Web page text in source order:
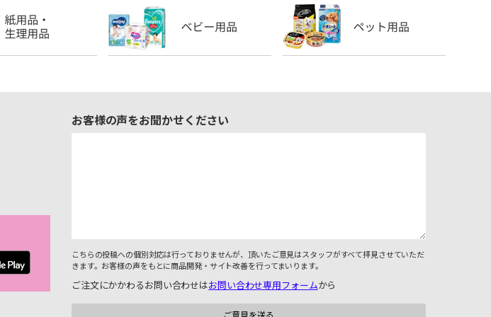
お客様の声をお聞かせください
こちらの投稿への個別対応は行っておりませんが、頂いたご意見はスタッフがすべて拝見させていただ
きます。お客様の声をもとに商品開発・サイト改善を行ってまいります。
ご注文にかかわるお問い合わせはお問い合わせ専用フォームから